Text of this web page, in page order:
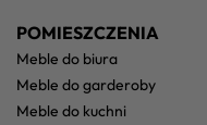
POMIESZCZENIA
meble do biura
meble do garderoby
meble do kuchni